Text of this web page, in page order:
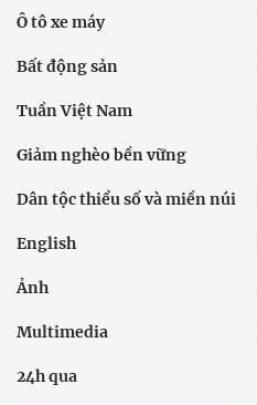
Ô tô xe máy
Bất động sản
Tuần Việt Nam
Giảm nghèo bền vững
Dân tộc thiểu số và miền núi
English
Ảnh
Multimedia
24h qua